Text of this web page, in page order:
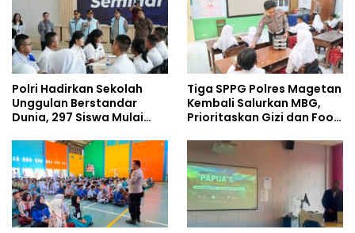
Polri Hadirkan Sekolah
Unggulan Berstandar
Dunia, 297 Siswa Mulai
Tiga SPPG Polres Magetan
Kembali Salurkan MBG,
Prioritaskan Gizi dan Food